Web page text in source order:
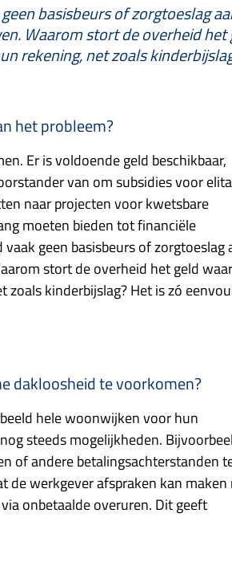
basisbeurs of zorgtoeslag
Waarom stort de overheid het
rekening, net zoals
het probleem?
Er is voldoende geld beschikbaar,
van om subsidies voor
naar projecten voor kwetsbare
moeten bieden tot financiële
geen basisbeurs of zorgtoeslag
stort de overheid het geld
kinderbijslag? Het is zó
dakloosheid te voorkomen?
hele woonwijken voor hun
steeds mogelijkheden.
of andere betalingsachterstanden
de werkgever afspraken kan
onbetaalde overuren. Dit geeft